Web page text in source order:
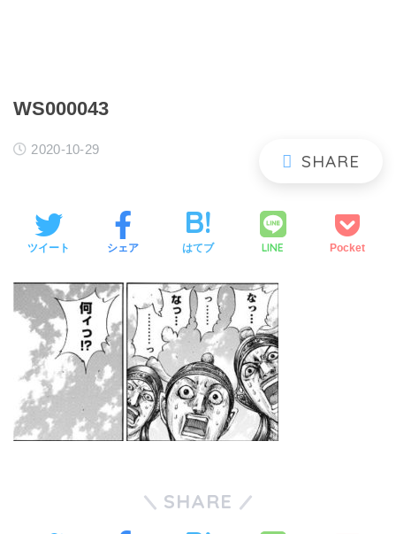
WS000043
2020-10-29
ツイート シェア はてブ LINE Pocket
SHARE